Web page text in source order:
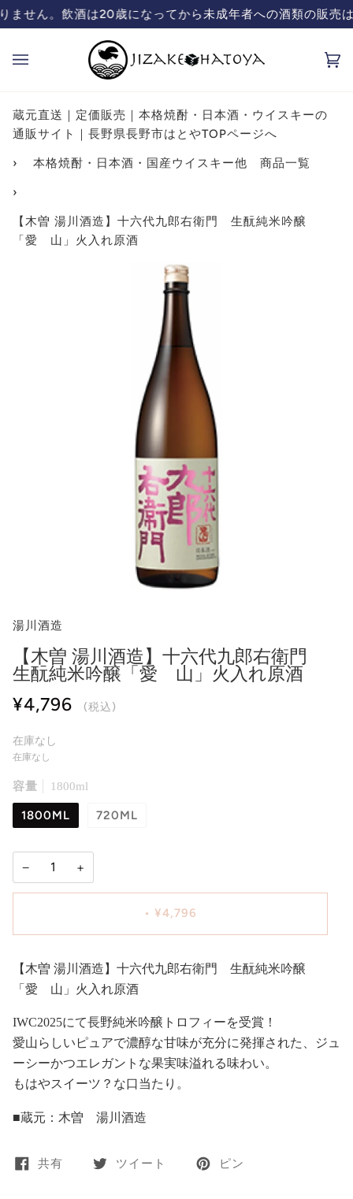
コ
ン
ツ
酒類の販売は致しておりません。飲酒は20歳になってから
蔵元直送の日本酒、焼酎販売「ハトヤ」
カ
ー
蔵元直送｜定価販売｜本格焼酎・日本酒・ウイスキーの
通販サイト｜長野県長野市はとやTOPページへ
› 本格焼酎・日本酒・国産ウイスキー他 商品一覧
›
【木曽 湯川酒造】十六代九郎右衛門 生酛純米吟醸
「愛 山」火入れ原酒
湯川酒造
【木曽 湯川酒造】十六代九郎右衛門
生酛純米吟醸「愛 山」火入れ原酒
¥4,796 (税込)
在庫なし
在庫なし
容量 1800ml
1800ML 720ML
− +
• ¥4,796
【木曽 湯川酒造】十六代九郎右衛門 生酛純米吟醸
「愛 山」火入れ原酒
IWC2025にて長野純米吟醸トロフィーを受賞！
愛山らしいピュアで濃醇な甘味が充分に発揮された、ジュ
ーシーかつエレガントな果実味溢れる味わい。
もはやスイーツ？な口当たり。
■蔵元：木曽 湯川酒造
共有 ツイート ピン